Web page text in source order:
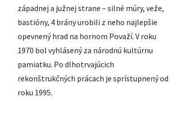
západnej a južnej strane – silné múry, veže,
bastióny, 4 brány urobili z neho najlepšie
opevnený hrad na hornom Považí. V roku
1970 bol vyhlásený za národnú kultúrnu
pamiatku. Po dlhotrvajúcich
rekonštrukčných prácach je sprístupnený od
roku 1995.